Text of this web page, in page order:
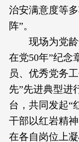
治安满意度等
阵”。
现场为党
在党50年”纪念
员、优秀党务
先”先进典型进
台，共同发起“
干部以红岩精
在各自岗位上